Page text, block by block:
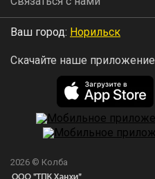
Ваш город: Норильск
Скачайте наше приложение
2026 © Колба